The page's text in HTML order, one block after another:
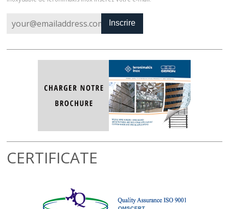
Inscrire
CERTIFICATE